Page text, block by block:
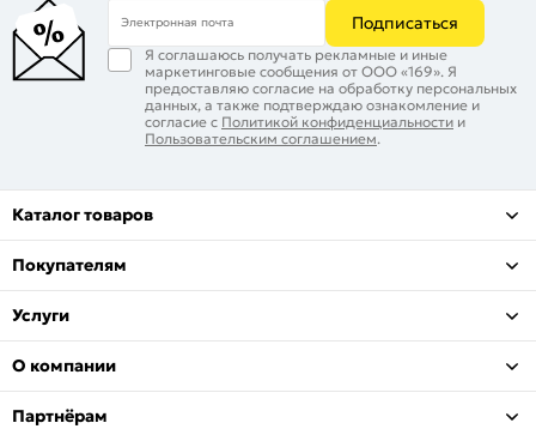
Электронная почта Подписаться
Я соглашаюсь получать рекламные и иные
маркетинговые сообщения от ООО «169». Я
предоставляю согласие на обработку персональных
данных, а также подтверждаю ознакомление и
согласие с Политикой конфиденциальности и
Пользовательским соглашением.
Каталог товаров
Покупателям
Услуги
О компании
Партнёрам